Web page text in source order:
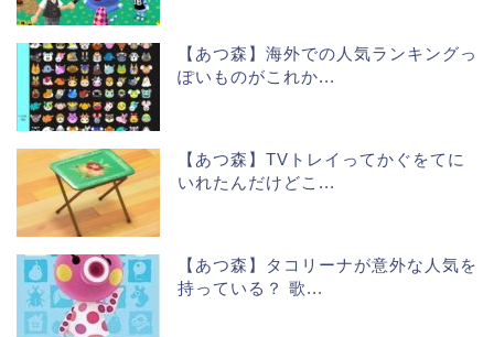
【あつ森】海外での人気ランキングっ
ぽいものがこれか...
【あつ森】TVトレイってかぐをてに
いれたんだけどこ...
【あつ森】タコリーナが意外な人気を
持っている？ 歌...